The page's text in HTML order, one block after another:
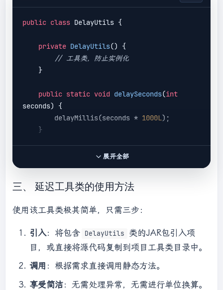
public class DelayUtils {
private DelayUtils()
{
// 工具类，防止实例化
public static void delaySeconds(int
seconds)
{
        delayMillis(seconds *
1000L);
void delayMinutes
    }
private static void delayMillis
if (millis <= 0) {
return;
        }
            Thread.sleep(millis);
展开全部
三、 延迟工具类的使用方法
使用该工具类极其简单，只需三步：
引入：将包含 DelayUtils
类的JAR包引入项
目，或直接将源代码复制到项目工具类目录中。
调用 ：根据需求直接调用静态方法。
享受简洁：无需处理异常，无需进行单位换算。